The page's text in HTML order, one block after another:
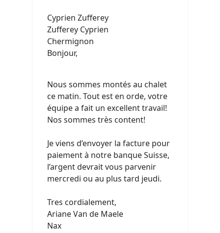
Cyprien Zufferey
Zufferey Cyprien
Chermignon
Bonjour,
Nous sommes montés au chalet
ce matin. Tout est en orde, votre
équipe a fait un excellent travail!
Nos sommes très content!
Je viens d’envoyer la facture pour
paiement à notre banque Suisse,
l’argent devrait vous parvenir
mercredi ou au plus tard jeudi.
Tres cordialement,
Ariane Van de Maele
Nax